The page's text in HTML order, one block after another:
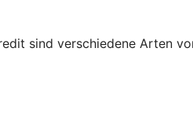
sind verschiedene Arten